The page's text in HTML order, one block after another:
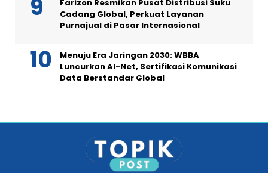
Farizon Resmikan Pusat Distribusi Suku
Cadang Global, Perkuat Layanan
Purnajual di Pasar Internasional
Menuju Era Jaringan 2030: WBBA
Luncurkan AI-Net, Sertifikasi Komunikasi
Data Berstandar Global